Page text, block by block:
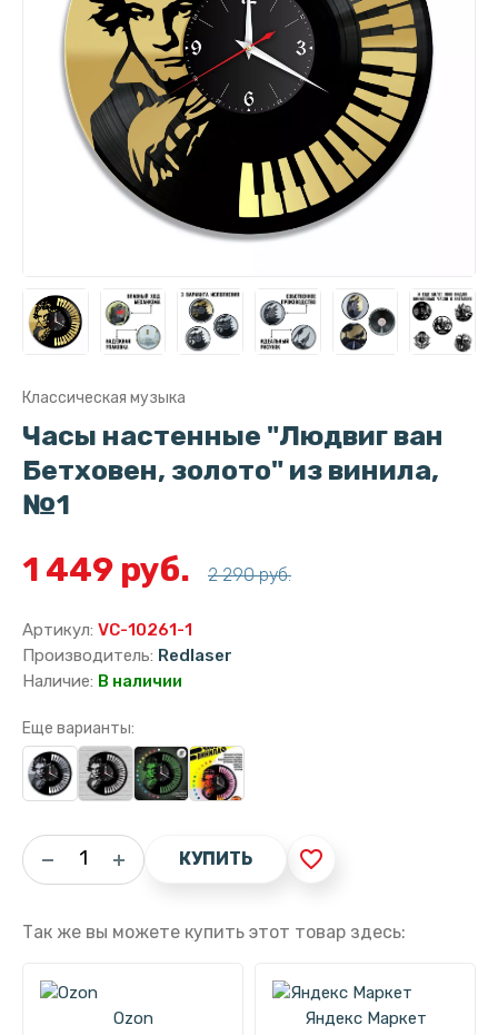
Классическая музыка
Часы настенные "Людвиг ван
Бетховен, золото" из винила,
№1
1 449 руб. 2 290 руб.
Артикул: VC-10261-1
Производитель: Redlaser
Наличие: В наличии
Еще варианты:
КУПИТЬ favorite_border
Так же вы можете купить этот товар здесь:
Ozon Яндекс Маркет